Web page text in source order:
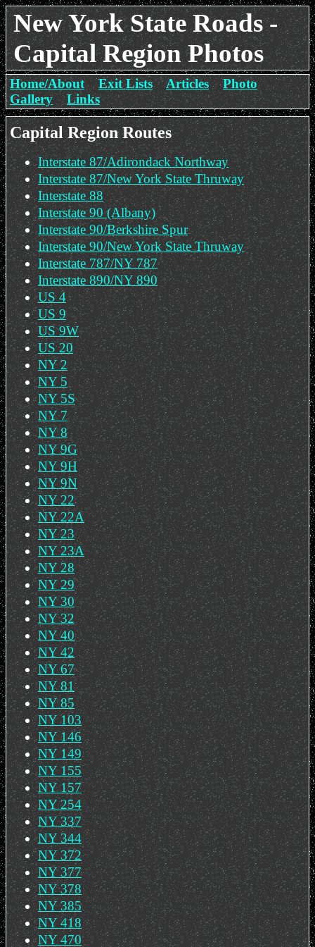
New York State Roads -
Capital Region Photos
Home/About Exit Lists Articles
Photo
Gallery
Links
Capital Region Routes
Interstate 87/Adirondack Northway
Interstate 87/New York State Thruway
Interstate 88
Interstate 90 (Albany)
Interstate 90/Berkshire Spur
Interstate 90/New York State Thruway
Interstate 787/NY 787
Interstate 890/NY 890
US 4
US 9
US 9W
US 20
NY 2
NY 5
NY 5S
NY 7
NY 8
NY 9G
NY 9H
NY 9N
NY 22
NY 22A
NY 23
NY 23A
NY 28
NY 29
NY 30
NY 32
NY 40
NY 42
NY 67
NY 81
NY 85
NY 103
NY 146
NY 149
NY 155
NY 157
NY 254
NY 337
NY 344
NY 372
NY 377
NY 378
NY 385
NY 418
NY 470